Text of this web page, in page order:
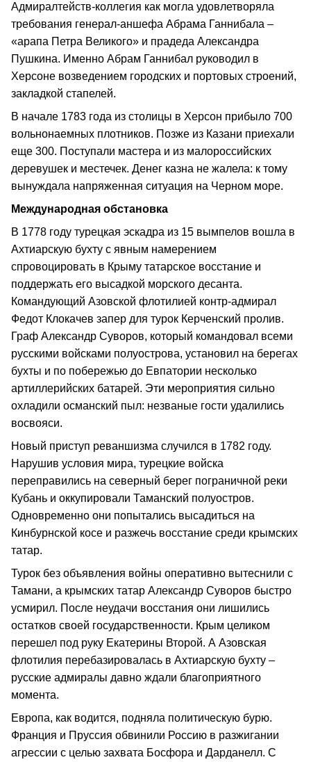
Адмиралтейств-коллегия как могла удовлетворяла
требования генерал-аншефа Абрама Ганнибала –
«арапа Петра Великого» и прадеда Александра
Пушкина. Именно Абрам Ганнибал руководил в
Херсоне возведением городских и портовых строений,
закладкой стапелей.
В начале 1783 года из столицы в Херсон прибыло 700
вольнонаемных плотников. Позже из Казани приехали
еще 300. Поступали мастера и из малороссийских
деревушек и местечек. Денег казна не жалела: к тому
вынуждала напряженная ситуация на Черном море.
Международная обстановка
В 1778 году турецкая эскадра из 15 вымпелов вошла в
Ахтиарскую бухту с явным намерением
спровоцировать в Крыму татарское восстание и
поддержать его высадкой морского десанта.
Командующий Азовской флотилией контр-адмирал
Федот Клокачев запер для турок Керченский пролив.
Граф Александр Суворов, который командовал всеми
русскими войсками полуострова, установил на берегах
бухты и по побережью до Евпатории несколько
артиллерийских батарей. Эти мероприятия сильно
охладили османский пыл: незваные гости удалились
восвояси.
Новый приступ реваншизма случился в 1782 году.
Нарушив условия мира, турецкие войска
переправились на северный берег пограничной реки
Кубань и оккупировали Таманский полуостров.
Одновременно они попытались высадиться на
Кинбурнской косе и разжечь восстание среди крымских
татар.
Турок без объявления войны оперативно вытеснили с
Тамани, а крымских татар Александр Суворов быстро
усмирил. После неудачи восстания они лишились
остатков своей государственности. Крым целиком
перешел под руку Екатерины Второй. А Азовская
флотилия перебазировалась в Ахтиарскую бухту –
русские адмиралы давно ждали благоприятного
момента.
Европа, как водится, подняла политическую бурю.
Франция и Пруссия обвинили Россию в разжигании
агрессии с целью захвата Босфора и Дарданелл. С